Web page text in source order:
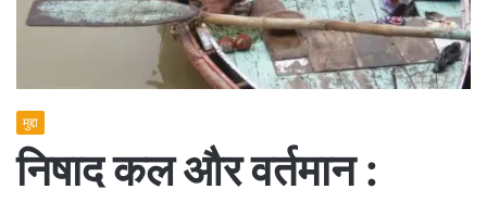
मुद्दा
निषाद कल और वर्तमान :